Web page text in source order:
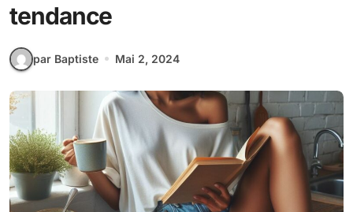
tendance
par Baptiste Mai 2, 2024